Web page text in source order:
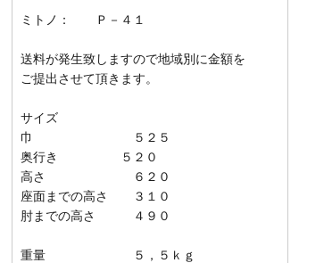
ミトノ： Ｐ－４１
送料が発生致しますので地域別に金額を
ご提出させて頂きます。
サイズ
巾 ５２５
奥行き ５２０
高さ ６２０
座面までの高さ ３１０
肘までの高さ ４９０
重量 ５，５ｋｇ